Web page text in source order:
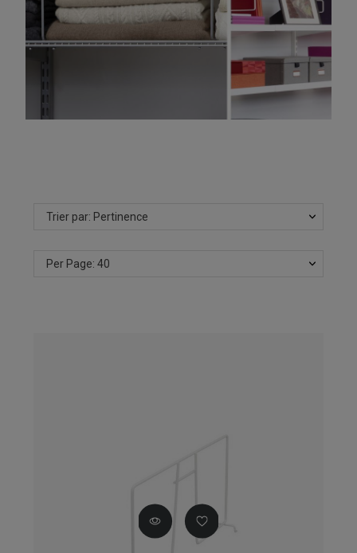
Trier par: Pertinence
Per Page: 40